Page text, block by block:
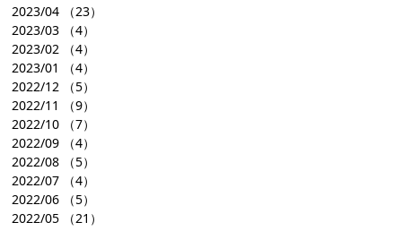
2023/04 （23）
2023/03 （4）
2023/02 （4）
2023/01
（4）
2022/12 （5）
2022/11
（9）
2022/10 （7）
2022/09 （4）
2022/08 （5）
2022/07 （4）
2022/06 （5）
2022/05 （21）